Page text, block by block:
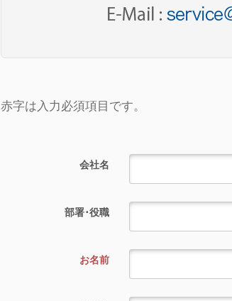
赤字は入力必須項目です。
会社名
部署･役職
お名前